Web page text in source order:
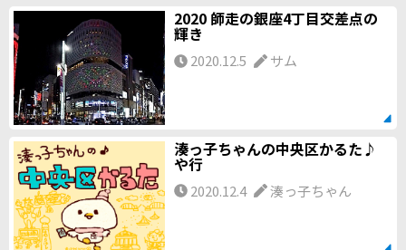
2020 師走の銀座4丁目交差点の
輝き
2020.12.5 サム
湊っ子ちゃんの中央区かるた♪
や行
2020.12.4 湊っ子ちゃん